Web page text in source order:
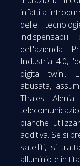
infatti a
delle
dell'azienda.
Industria 4.0,
digital twin...
abusata,
Thales
bianche
additiva. Se si
satelliti, si
alluminio e in